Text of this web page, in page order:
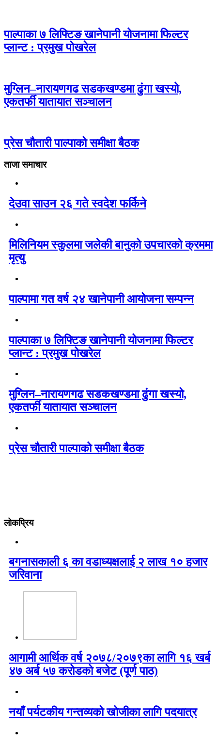
पाल्पाका ७ लिफ्टिङ खानेपानी योजनामा फिल्टर
प्लान्ट : प्रमुख पोखरेल
मुग्लिन–नारायणगढ सडकखण्डमा ढुंगा खस्यो,
एकतर्फी यातायात सञ्चालन
प्रेस चौतारी पाल्पाको समीक्षा बैठक
ताजा समाचार
देउवा साउन २६ गते स्वदेश फर्किने
मिलिनियम स्कुलमा जलेकी बानुको उपचारको क्रममा
मृत्यु
पाल्पामा गत वर्ष २४ खानेपानी आयोजना सम्पन्न
पाल्पाका ७ लिफ्टिङ खानेपानी योजनामा फिल्टर
प्लान्ट : प्रमुख पोखरेल
मुग्लिन–नारायणगढ सडकखण्डमा ढुंगा खस्यो,
एकतर्फी यातायात सञ्चालन
प्रेस चौतारी पाल्पाको समीक्षा बैठक
लोकप्रिय
बगनासकाली ६ का वडाध्यक्षलाई २ लाख १० हजार
जरिवाना
आगामी आर्थिक वर्ष २०७८/२०७९का लागि १६ खर्ब
४७ अर्ब ५७ करोडको बजेट (पूर्ण पाठ)
नयाँ पर्यटकीय गन्तव्यको खोजीका लागि पदयात्र